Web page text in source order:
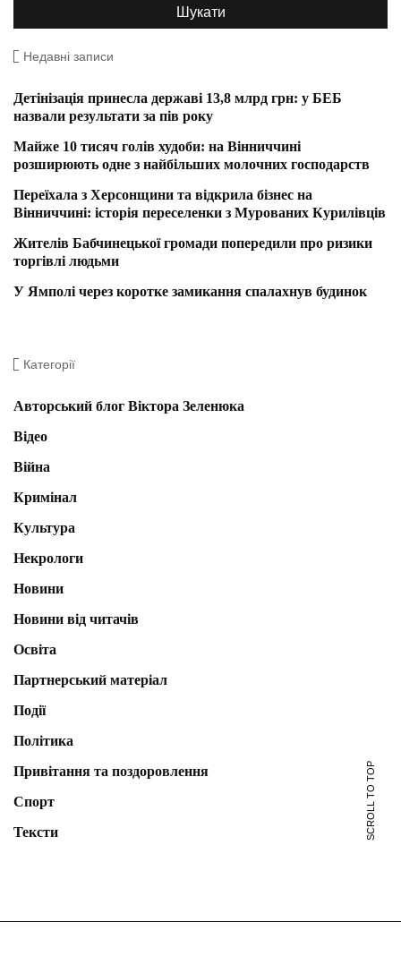
Недавні записи
Детінізація принесла державі 13,8 млрд грн: у БЕБ
назвали результати за пів року
Майже 10 тисяч голів худоби: на Вінниччині
розширюють одне з найбільших молочних господарств
Переїхала з Херсонщини та відкрила бізнес на
Вінниччині: історія переселенки з Мурованих Курилівців
Жителів Бабчинецької громади попередили про ризики
торгівлі людьми
У Ямполі через коротке замикання спалахнув будинок
Категорії
Авторський блог Віктора Зеленюка
Відео
Війна
Кримінал
Культура
Некрологи
Новини
Новини від читачів
Освіта
Партнерський матеріал
Події
Політика
Привітання та поздоровлення
Спорт
Тексти
SCROLL TO TOP